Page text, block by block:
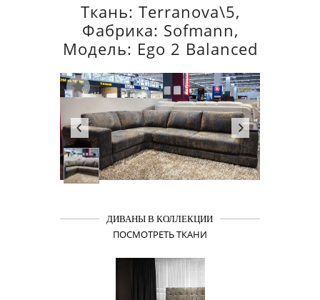
Ткань: Terranova\5,
Фабрика: Sofmann,
Модель: Ego 2 Balanced
ДИВАНЫ В КОЛЛЕКЦИИ
ПОСМОТРЕТЬ ТКАНИ